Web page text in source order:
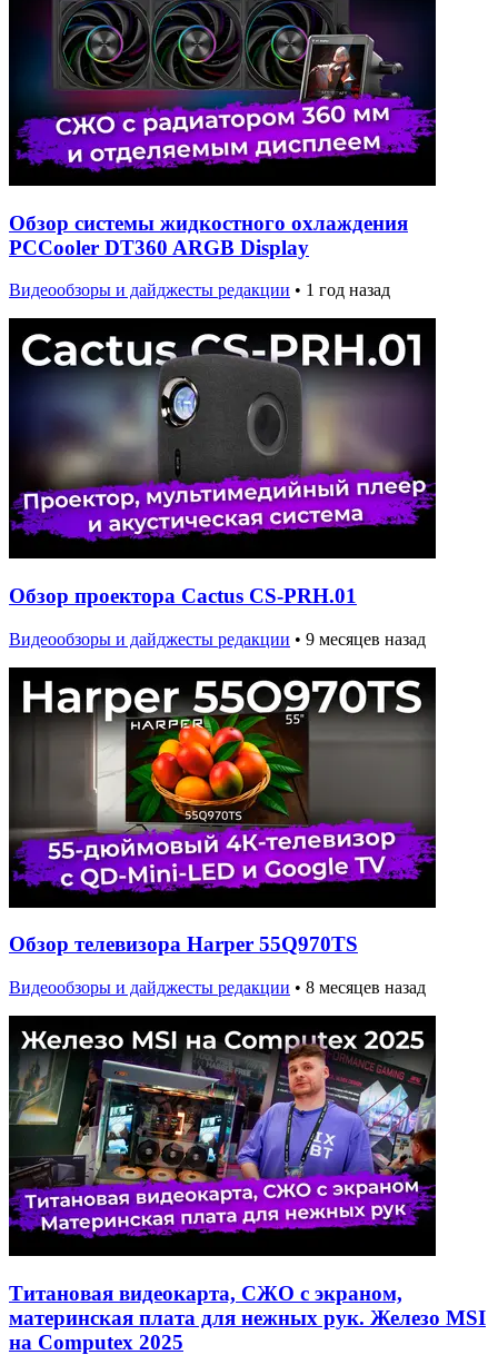
Обзор системы жидкостного охлаждения
PCCooler DT360 ARGB Display
Видеообзоры и дайджесты редакции • 1 год назад
Обзор проектора Cactus CS-PRH.01
Видеообзоры и дайджесты редакции • 9 месяцев назад
Обзор телевизора Harper 55Q970TS
Видеообзоры и дайджесты редакции • 8 месяцев назад
Титановая видеокарта, СЖО с экраном,
материнская плата для нежных рук. Железо MSI
на Computex 2025